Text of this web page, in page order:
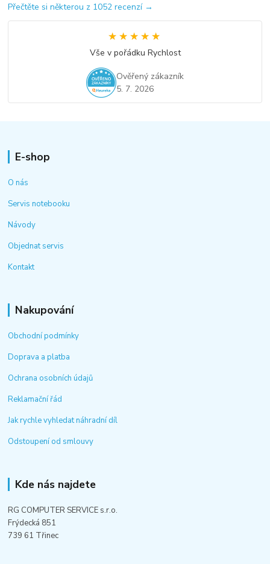
Přečtěte si některou z 1052 recenzí →
★★★★★
★★★★★
Vše v pořádku Rychlost
Ověřený zákazník
5. 7. 2026
E-shop
O nás
Servis notebooku
Návody
Objednat servis
Kontakt
Nakupování
Obchodní podmínky
Doprava a platba
Ochrana osobních údajů
Reklamační řád
Jak rychle vyhledat náhradní díl
Odstoupení od smlouvy
Kde nás najdete
RG COMPUTER SERVICE s.r.o.
Frýdecká 851
739 61 Třinec